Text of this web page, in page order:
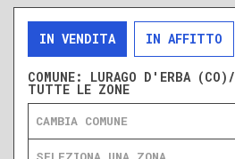
IN VENDITA IN AFFITTO
COMUNE: LURAGO D'ERBA (CO)/
TUTTE LE ZONE
CAMBIA COMUNE